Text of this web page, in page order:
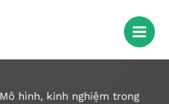
Mô hình, kinh nghiệm trong